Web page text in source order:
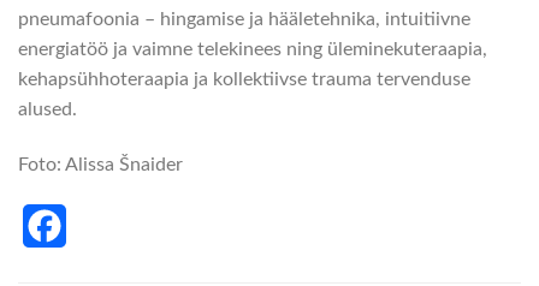
pneumafoonia – hingamise ja hääletehnika, intuitiivne
energiatöö ja vaimne telekinees ning üleminekuteraapia,
kehapsühhoteraapia ja kollektiivse trauma tervenduse
alused.
Foto: Alissa Šnaider